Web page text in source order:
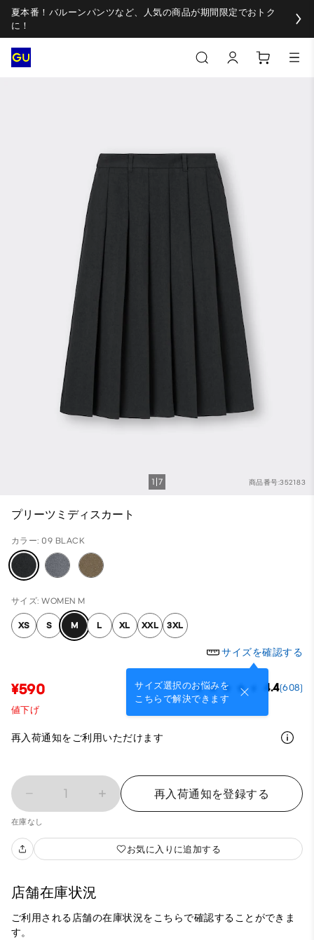
夏本番！バルーンパンツなど、人気の商品が期間限定でおトク
に！
商品番号:352183
1 7
プリーツミディスカート
カラー: 09 BLACK
サイズ: WOMEN M
XS S M L XL XXL 3XL
サイズを確認する
サイズ選択のお悩みを
こちらで解決できます
¥590 4.4(608)
値下げ
再入荷通知をご利用いただけます
1 再入荷通知を登録する
在庫なし
お気に入りに追加する
店舗在庫状況
ご利用される店舗の在庫状況をこちらで確認することができま
す。